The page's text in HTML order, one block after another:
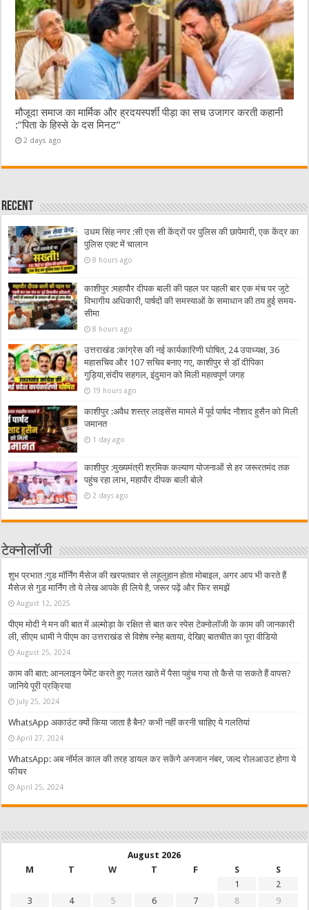
मौजूदा समाज का मार्मिक और ह्रदयस्पर्शी पीड़ा का सच उजागर करती कहानी
:”पिता के हिस्से के दस मिनट”
2 days ago
Recent
उधम सिंह नगर :सी एस सी केंद्रों पर पुलिस की छापेमारी, एक केंद्र का
पुलिस एक्ट में चालान
8 hours ago
काशीपुर :महापौर दीपक बाली की पहल पर पहली बार एक मंच पर जुटे
विभागीय अधिकारी, पार्षदों की समस्याओं के समाधान की तय हुई समय-
सीमा
8 hours ago
उत्तराखंड :कांग्रेस की नई कार्यकारिणी घोषित, 24 उपाध्यक्ष, 36
महासचिव और 107 सचिव बनाए गए, काशीपुर से डॉ दीपिका
गुड़िया,संदीप सहगल, इंदुमान को मिली महत्वपूर्ण जगह
19 hours ago
काशीपुर :अवैध शस्त्र लाइसेंस मामले में पूर्व पार्षद नौशाद हुसैन को मिली
जमानत
1 day ago
काशीपुर :मुख्यमंत्री श्रमिक कल्याण योजनाओं से हर जरूरतमंद तक
पहुंच रहा लाभ, महापौर दीपक बाली बोले
2 days ago
टेक्नोलॉजी
शुभ प्रभात :गुड मॉर्निंग मैसेज की खरपतवार से लहूलुहान होता मोबाइल, अगर आप भी करते हैं
मैसेज से गुड मार्निंग तो ये लेख आपके ही लिये है, जरूर पढ़ें और फिर समझें
August 12, 2025
पीएम मोदी ने मन की बात में अल्मोड़ा के रक्षित से बात कर स्पेस टेक्नोलॉजी के काम की जानकारी
ली, सीएम धामी ने पीएम का उत्तराखंड से विशेष स्नेह बताया, देखिए बातचीत का पूरा वीडियो
August 25, 2024
काम की बात: आनलाइन पेमेंट करते हुए गलत खाते में पैसा पहुंच गया तो कैसे पा सकते हैं वापस?
जानिये पूरी प्रक्रिया
July 25, 2024
WhatsApp अकाउंट क्यों किया जाता है बैन? कभी नहीं करनी चाहिए ये गलतियां
April 27, 2024
WhatsApp: अब नॉर्मल काल की तरह डायल कर सकेंगे अनजान नंबर, जल्द रोलआउट होगा ये
फीचर
April 25, 2024
August 2026
M
T W T F S
S
1
2
3
4 5 6 7 8 9